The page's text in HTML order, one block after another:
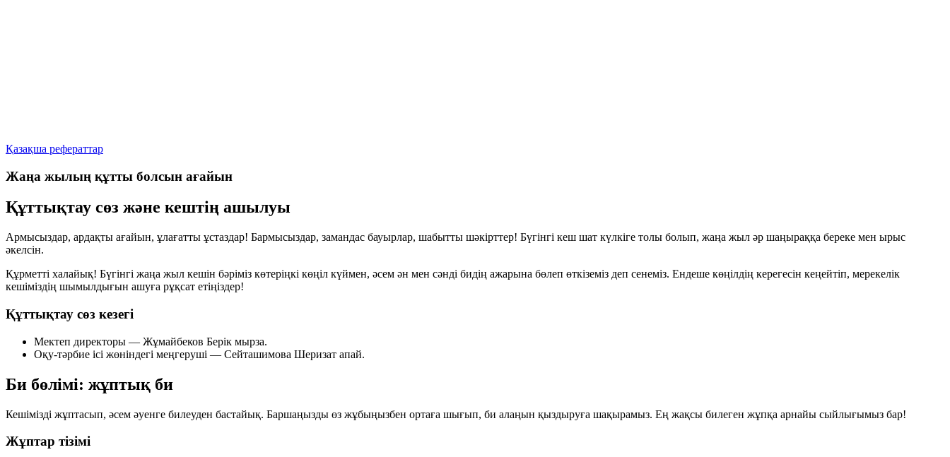
Қазақша рефераттар
Жаңа жылың құтты болсын ағайын
Құттықтау сөз және кештің ашылуы
Армысыздар, ардақты ағайын, ұлағатты ұстаздар! Бармысыздар, замандас бауырлар, шабытты шәкірттер! Бүгінгі кеш шат күлкіге толы болып, жаңа жыл әр шаңыраққа береке мен ырыс
әкелсін.
Құрметті халайық! Бүгінгі жаңа жыл кешін бәріміз көтеріңкі көңіл күймен, әсем ән мен сәнді бидің ажарына бөлеп өткіземіз деп сенеміз. Ендеше көңілдің керегесін кеңейтіп, мерекелік
кешіміздің шымылдығын ашуға рұқсат етіңіздер!
Құттықтау сөз кезегі
Мектеп директоры — Жұмайбеков Берік мырза.
Оқу-тәрбие ісі жөніндегі меңгеруші — Сейташимова Шеризат апай.
Би бөлімі: жұптық би
Кешімізді жұптасып, әсем әуенге билеуден бастайық. Баршаңызды өз жұбыңызбен ортаға шығып, би алаңын қыздыруға шақырамыз. Ең жақсы билеген жұпқа арнайы сыйлығымыз бар!
Жұптар тізімі